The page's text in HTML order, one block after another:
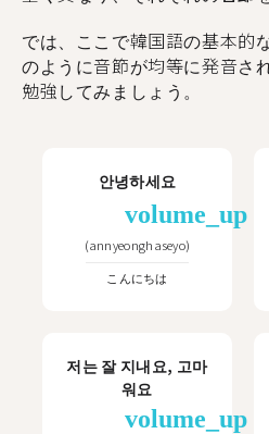
では、ここで韓国語の基本的
のように音節が均等に発音さ
勉強してみましょう。
안녕하세요
volume_up
(annyeonghaseyo)
こんにちは
저는 잘 지내요, 고마
워요
volume_up